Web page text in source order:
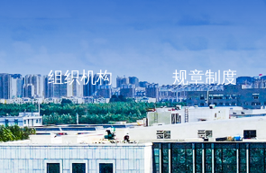
组织机构 规章制度